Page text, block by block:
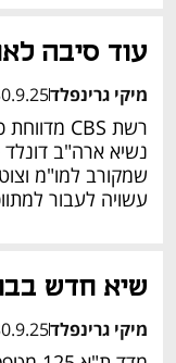
עוד סיבה
מיקי גרינפלד
עשויה לעבור
שיא חדש
מיקי גרינפלד